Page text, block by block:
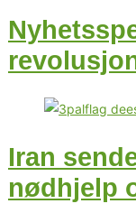
Iran
nødhjelp